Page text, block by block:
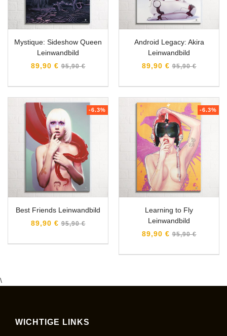
Mystique: Sideshow Queen
Leinwandbild
89,90 € Normaler
95,90 €
Android Legacy: Akira
Leinwandbild
89,90 € Normaler
95,90 €
-6.3%
Best Friends Leinwandbild
89,90 € Normaler
95,90 €
-6.3%
Learning to Fly
Leinwandbild
89,90 € Normaler
95,90 €
\
WICHTIGE LINKS